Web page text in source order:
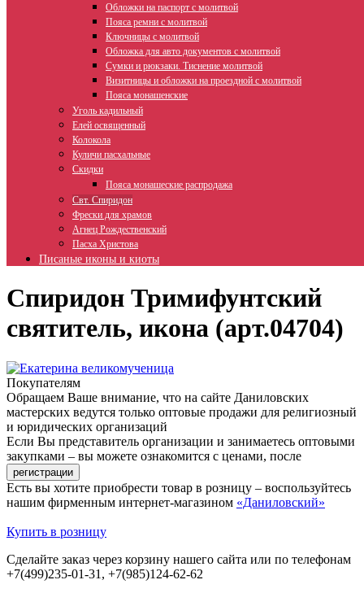
Обложки на паспорт с молитвой
Пояса ремни с молитвой
Ключницы с молитвой
Обложка для авто документов с молитвой
Сумки и рюкзаки. Тиснение молитвой
Визитницы и обложки на проездной с молитвой
Пояса монашенские
Уголь кадильный
Елей освященный
Колокола
Куличи пасхальные
Скидки
Пояса монашеские распродажа
Свт. Спиридон
Фрески для храмов
Агнец Рождественский
Пасха Христова
Писаные иконы и киоты
Спиридон Тримифунтский
святитель, икона (арт.04704)
Покупателям
Обращаем Ваше внимание, что на сайте Даниловских
мастерских ведутся только оптовые продажи для религиозный
и юридических организаций
Если Вы представитель организации и занимаетесь оптовыми
закупками – вы можете ознакомится с ценами, после
Есть вы хотите приобрести товар в розницу – воспользуйтесь
нашим фирменным интернет-магазином «Даниловский»
Купить в розницу
Сделайте заказ через корзину нашего сайта или по телефонам
+7(499)235-01-31, +7(985)124-62-62